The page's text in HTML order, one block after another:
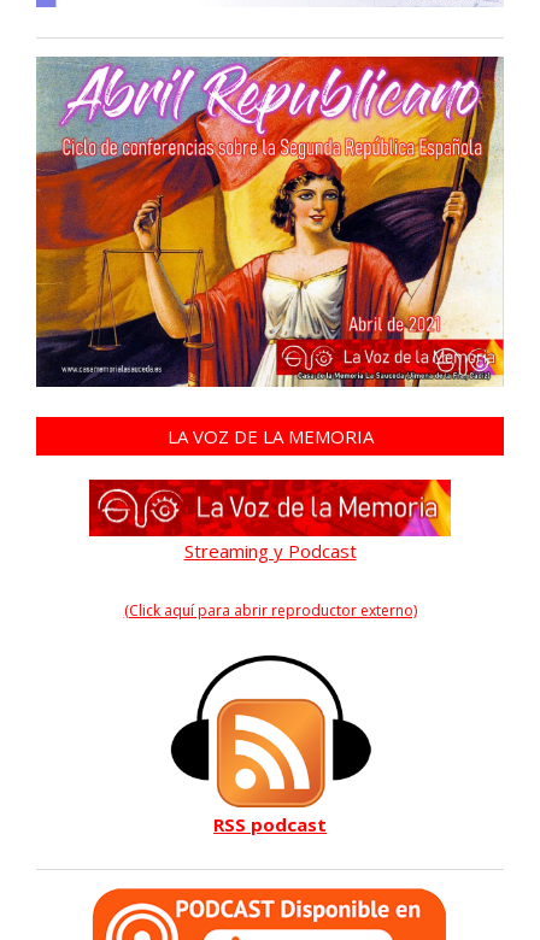
LA VOZ DE LA MEMORIA
Streaming y Podcast
(Click aquí para abrir reproductor externo)
RSS podcast